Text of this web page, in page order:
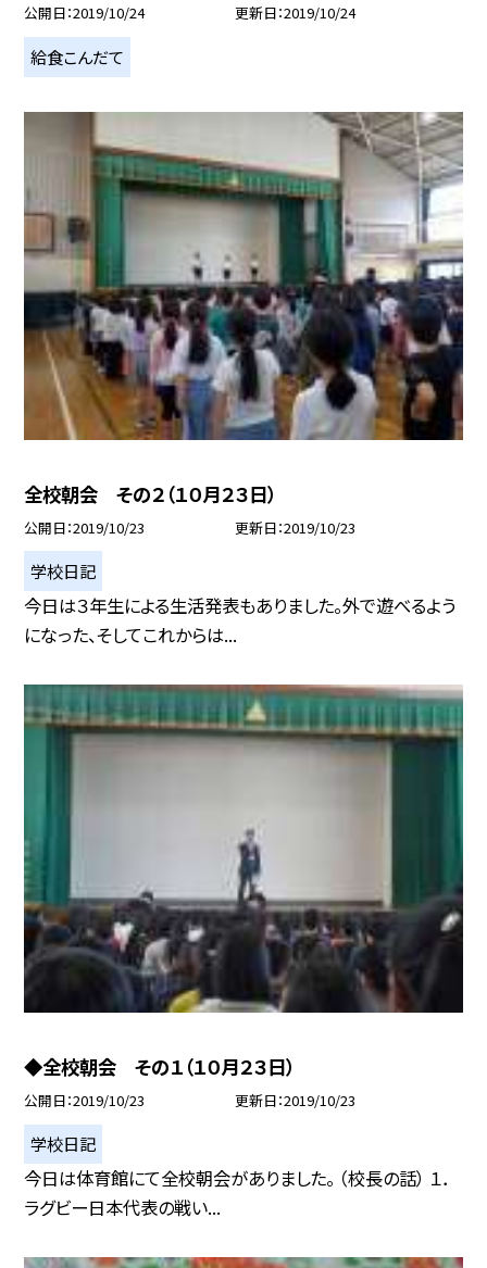
公開日 2019/10/24 更新日 2019/10/24
給食こんだて
全校朝会 その２（１０月２３日）
公開日 2019/10/23 更新日 2019/10/23
学校日記
今日は３年生による生活発表もありました。外で遊べるよう
になった、そしてこれからは...
◆全校朝会 その１（１０月２３日）
公開日 2019/10/23 更新日 2019/10/23
学校日記
今日は体育館にて全校朝会がありました。 （校長の話） １．
ラグビー日本代表の戦い...